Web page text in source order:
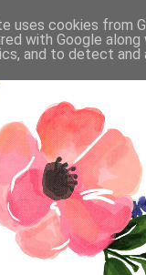
uses cookies from
with Google
and to detect and